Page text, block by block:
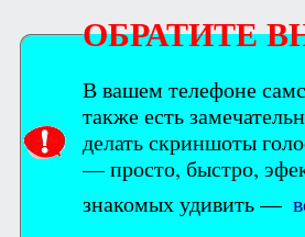
ОБРАТИТЕ
В вашем телефоне
также есть
делать скриншоты
— просто, быстро,
знакомых удивить —